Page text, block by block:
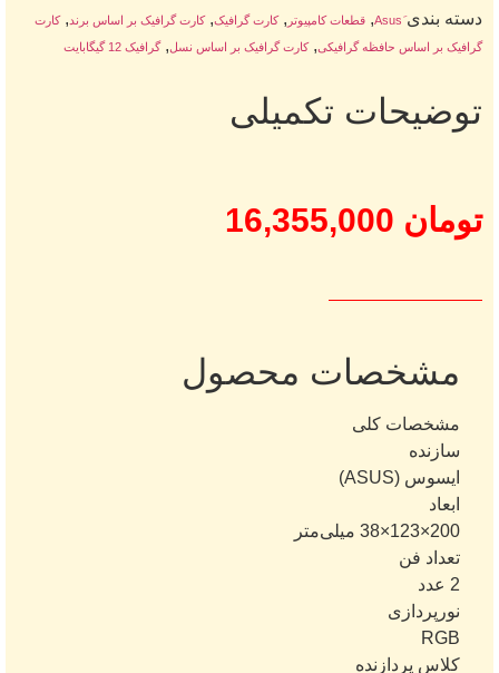
دسته بندی , قطعات کامپیوتر, کارت گرافیک , کارت گرافیک بر اساس برند, کارت
گرافیک بر اساس حافظه گرافیکی , کارت گرافیک بر اساس نسل , گرافیک 12 گیگابایت
توضیحات تکمیلی
تومان16,355,000
مشخصات محصول
مشخصات کلی
سازنده
ایسوس (ASUS)
ابعاد
200×123×38 میلی‌متر
تعداد فن
2 عدد
نورپردازی
RGB
کلاس پردازنده